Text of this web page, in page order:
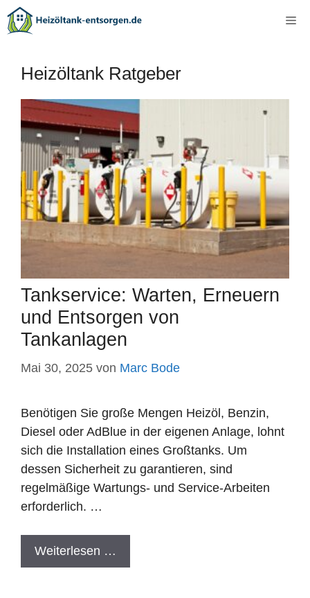
Zum
Inhalt
Heizöltank Ratgeber
Tankservice: Warten, Erneuern
und Entsorgen von
Tankanlagen
Mai 30, 2025 von Marc Bode
Benötigen Sie große Mengen Heizöl, Benzin,
Diesel oder AdBlue in der eigenen Anlage, lohnt
sich die Installation eines Großtanks. Um
dessen Sicherheit zu garantieren, sind
regelmäßige Wartungs- und Service-Arbeiten
erforderlich. …
Weiterlesen …